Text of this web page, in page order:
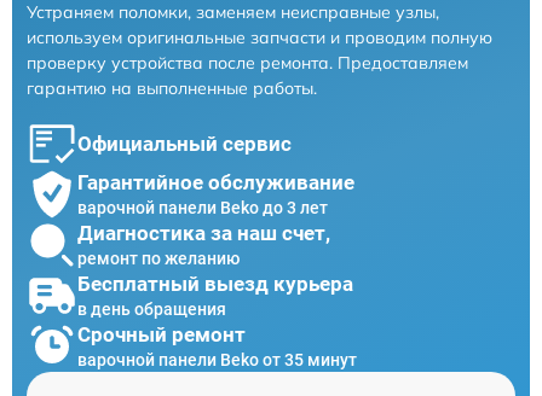
Устраняем поломки, заменяем неисправные узлы,
используем оригинальные запчасти и проводим полную
проверку устройства после ремонта. Предоставляем
гарантию на выполненные работы.
Официальный сервис
Гарантийное обслуживание
варочной панели Beko до 3 лет
Диагностика за наш счет,
ремонт по желанию
Бесплатный выезд курьера
в день обращения
Срочный ремонт
варочной панели Beko от 35 минут